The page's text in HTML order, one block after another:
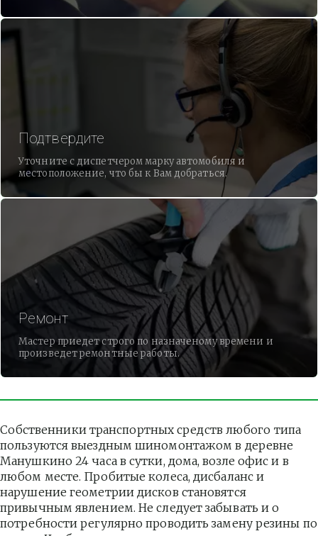
Подтвердите
Уточните с диспетчером марку автомобиля и
местоположение, что бы к Вам добраться.
Ремонт
Мастер приедет строго по назначеному времени и
произведет ремонтные работы.
Собственники транспортных средств любого типа
пользуются выездным шиномонтажом в деревне
Манушкино 24 часа в сутки, дома, возле офис и в
любом месте. Пробитые колеса, дисбаланс и
нарушение геометрии дисков становятся
привычным явлением. Не следует забывать и о
потребности регулярно проводить замену резины по